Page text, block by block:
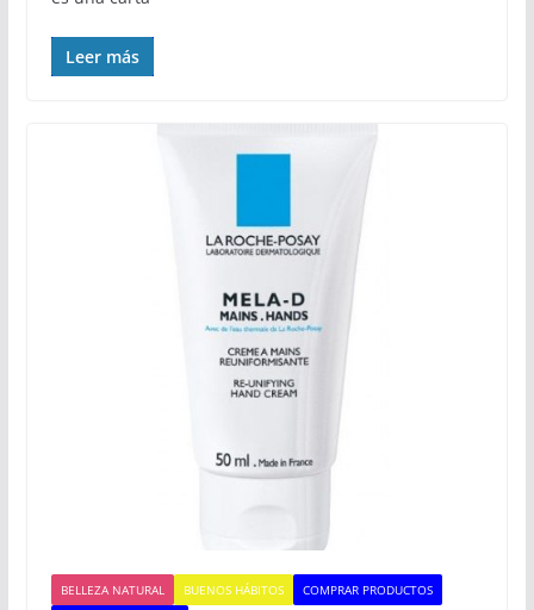
Leer más
BELLEZA NATURAL BUENOS HÁBITOS
COMPRAR PRODUCTOS